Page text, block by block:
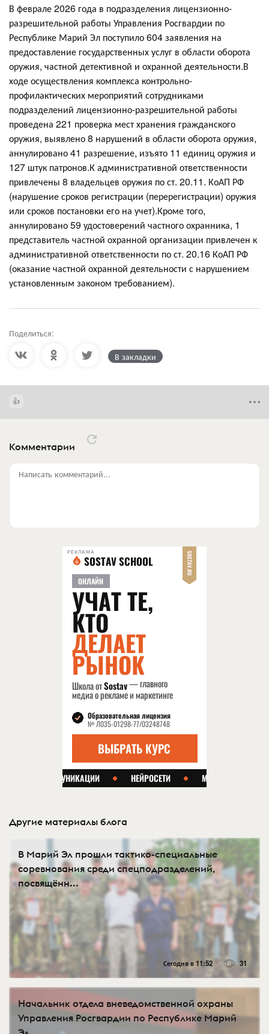
В феврале 2026 года в подразделения лицензионно-
разрешительной работы Управления Росгвардии по
Республике Марий Эл поступило 604 заявления на
предоставление государственных услуг в области оборота
оружия, частной детективной и охранной деятельности.В
ходе осуществления комплекса контрольно-
профилактических мероприятий сотрудниками
подразделений лицензионно-разрешительной работы
проведена 221 проверка мест хранения гражданского
оружия, выявлено 8 нарушений в области оборота оружия,
аннулировано 41 разрешение, изъято 11 единиц оружия и
127 штук патронов.К административной ответственности
привлечены 8 владельцев оружия по ст. 20.11. КоАП РФ
(нарушение сроков регистрации (перерегистрации) оружия
или сроков постановки его на учет).Кроме того,
аннулировано 59 удостоверений частного охранника, 1
представитель частной охранной организации привлечен к
административной ответственности по ст. 20.16 КоАП РФ
(оказание частной охранной деятельности с нарушением
установленным законом требованием).
Поделиться:
В закладки
Комментарии
Написать комментарий...
РЕКЛАМА
Другие материалы блога
В Марий Эл прошли тактико-специальные
соревнования среди спецподразделений,
посвящённ...
Сегодня в 11:52 31
Начальник отдела вневедомственной охраны
Управления Росгвардии по Республике Марий